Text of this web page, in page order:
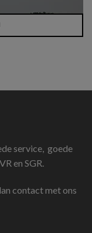
service, goede
en SGR.
contact met ons